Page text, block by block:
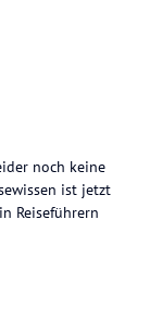
noch keine
ist jetzt
Reiseführern